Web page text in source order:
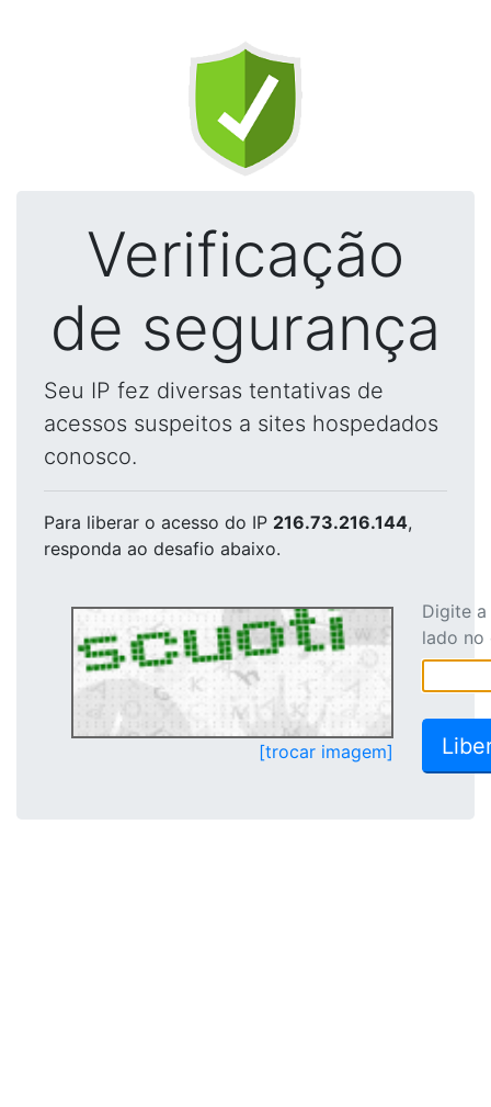
Verificação
de segurança
Seu IP fez diversas tentativas de
acessos suspeitos a sites hospedados
conosco.
Para liberar o acesso do IP 216.73.216.144,
responda ao desafio abaixo.
[trocar imagem]
Digite
lado no